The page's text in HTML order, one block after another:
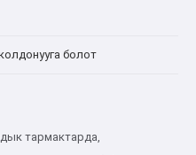
болот
тармактарда,